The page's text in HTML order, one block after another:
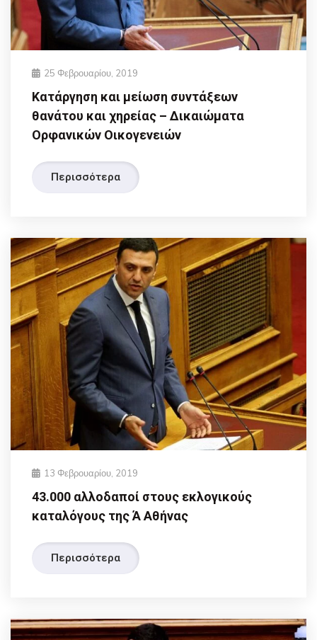
25 Φεβρουαρίου, 2019
Κατάργηση και μείωση συντάξεων
θανάτου και χηρείας – Δικαιώματα
Ορφανικών Οικογενειών
Περισσότερα
13 Φεβρουαρίου, 2019
43.000 αλλοδαποί στους εκλογικούς
καταλόγους της Ά Αθήνας
Περισσότερα